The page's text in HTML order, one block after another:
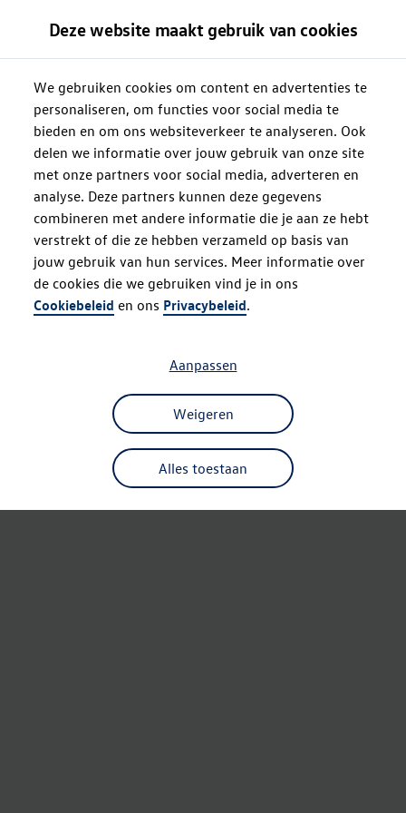
Deze website maakt gebruik van cookies
We gebruiken cookies om content en advertenties te
personaliseren, om functies voor social media te
bieden en om ons websiteverkeer te analyseren. Ook
delen we informatie over jouw gebruik van onze site
met onze partners voor social media, adverteren en
analyse. Deze partners kunnen deze gegevens
combineren met andere informatie die je aan ze hebt
verstrekt of die ze hebben verzameld op basis van
jouw gebruik van hun services. Meer informatie over
de cookies die we gebruiken vind je in ons
Cookiebeleid en ons Privacybeleid.
Alles toestaan
Weigeren
Aanpassen
Oops!
Something went wrong. Please try
refreshing the app
Refresh